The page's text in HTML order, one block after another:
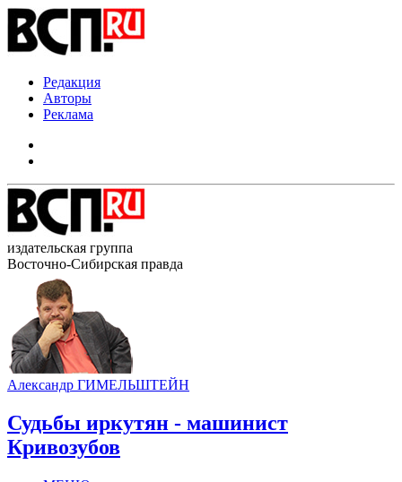
Редакция
Авторы
Реклама
издательская группа
Восточно-Сибирская правда
Александр ГИМЕЛЬШТЕЙН
Судьбы иркутян - машинист
Кривозубов